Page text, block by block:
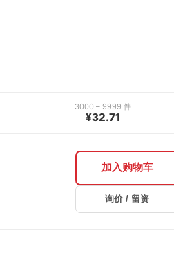
3000 – 9999 件
¥32.71
加入购物车
询价 / 留资